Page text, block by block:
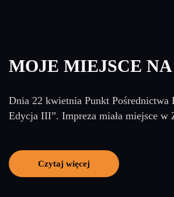
MOJE MIEJSCE
Dnia 22 kwietnia Punkt
Edycja III”. Impreza miała miejsce w
Czytaj więcej